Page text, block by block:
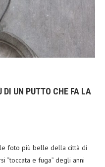
DI UN PUTTO CHE FA LA
foto più belle della città di
“toccata e fuga” degli anni